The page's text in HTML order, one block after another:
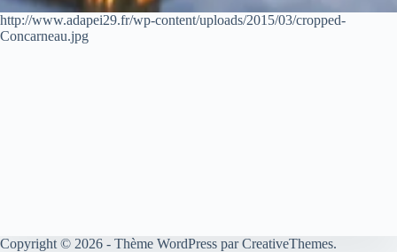
http://www.adapei29.fr/wp-content/uploads/2015/03/cropped-
Concarneau.jpg
Copyright © 2026 - Thème WordPress parCreativeThemes.